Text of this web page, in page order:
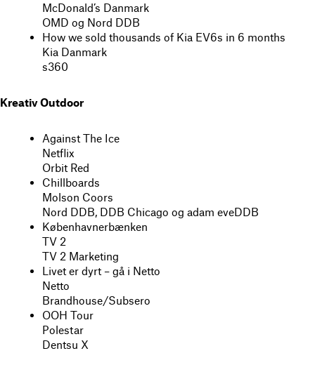
McDonald’s Danmark
OMD og Nord DDB
How we sold thousands of Kia EV6s in 6 months
Kia Danmark
s360
Kreativ Outdoor
Against The Ice
Netflix
Orbit Red
Chillboards
Molson Coors
Nord DDB, DDB Chicago og adam eveDDB
Københavnerbænken
TV 2
TV 2 Marketing
Livet er dyrt – gå i Netto
Netto
Brandhouse/Subsero
OOH Tour
Polestar
Dentsu X